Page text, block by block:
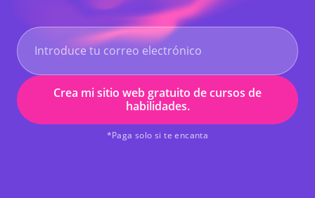
Crea mi sitio web gratuito de cursos de
habilidades.
*Paga solo si te encanta